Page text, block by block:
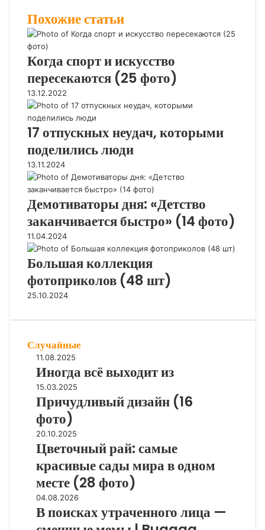
e
e
t
т
е
к
с
н
к
и
e
s
g
r
Похожие статьи
Когда спорт и искусство
пересекаются (25 фото)
13.12.2022
17 отпускных неудач, которыми
поделились люди
13.11.2024
Демотиваторы дня: «Детство
заканчивается быстро» (14 фото)
11.04.2024
Большая коллекция
фотоприколов (48 шт)
25.10.2024
Случайные
И
н
о
д
а
в
с
в
ы
х
о
д
11.08.2025
Иногда всё выходит из
П
р
ч
у
в
ы
й
15.03.2025
Причудливый дизайн (16
фото)
Ц
в
т
о
ч
н
20.10.2025
Цветочный рай: самые
красивые сады мира в одном
месте (28 фото)
В
п
04.08.2026
В поисках утраченного лица —